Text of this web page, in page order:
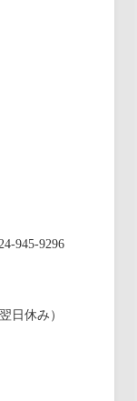
945-9296
日休み）